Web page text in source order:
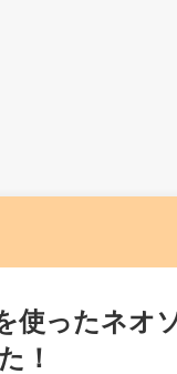
使ったネオ
！